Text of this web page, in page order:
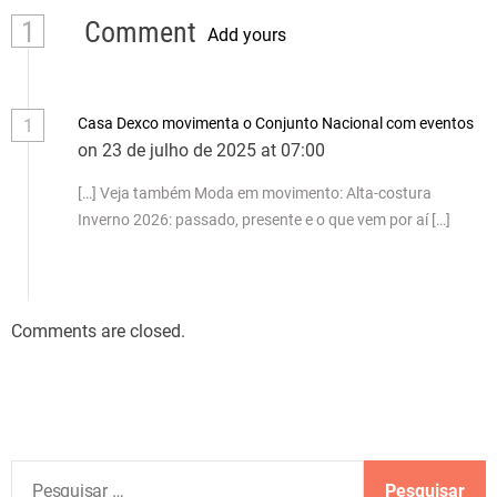
1 Comment Add yours
1 Casa Dexco movimenta o Conjunto Nacional com eventos
on 23 de julho de 2025 at 07:00
[…] Veja também Moda em movimento: Alta-costura
Inverno 2026: passado, presente e o que vem por aí […]
Comments are closed.